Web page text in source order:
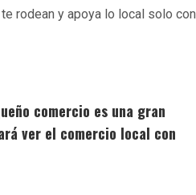
rodean y apoya lo local solo con
comercio es una gran
ver el comercio local con